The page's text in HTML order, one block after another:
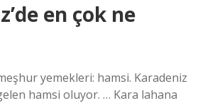
en çok ne
yemekleri: hamsi. Karadeniz
hamsi oluyor. … Kara lahana